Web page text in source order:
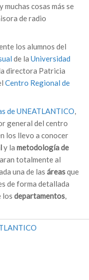
cosas más se
de radio
los alumnos del
de la Universidad
directora Patricia
Centro Regional de
de UNEATLANTICO,
general del centro
los llevo a conocer
y la metodología de
totalmente al
una de las áreasque
de forma detallada
los departamentos,